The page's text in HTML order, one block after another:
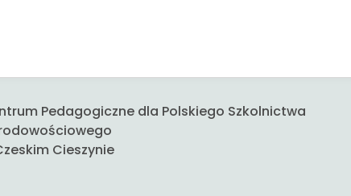
Pedagogiczne dla Polskiego Szkolnictwa
Cieszynie